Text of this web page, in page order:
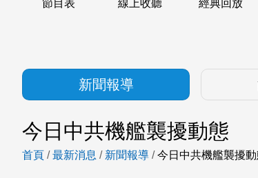
節目表 線上收聽 經典回放
新聞報導
今日中共機艦襲擾動態
首頁 /最新消息 / 新聞報導 /今日中共機艦襲擾